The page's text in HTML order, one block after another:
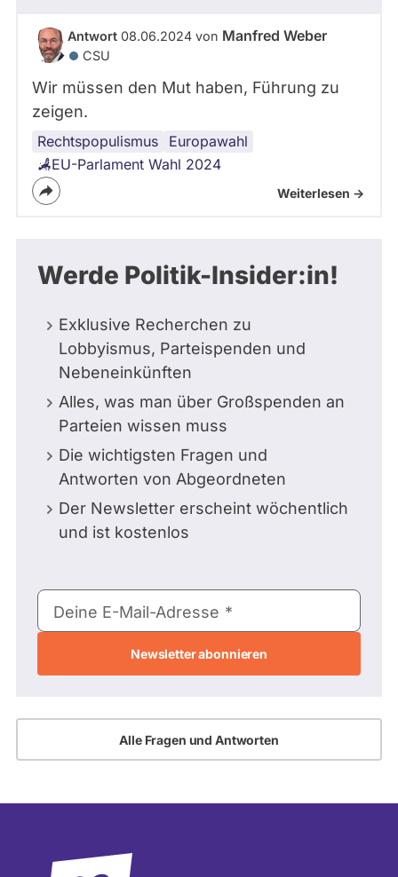
Antwort 08.06.2024 von Manfred Weber
CSU
Wir müssen den Mut haben, Führung zu
zeigen.
Rechtspopulismus Europawahl
CDU
Wahlbeteiligung
EU-Parlament Wahl 2024
Weiterlesen ->
Werde Politik-Insider:in!
Exklusive Recherchen zu
Lobbyismus, Parteispenden und
Nebeneinkünften
Alles, was man über Großspenden an
Parteien wissen muss
Die wichtigsten Fragen und
Antworten von Abgeordneten
Der Newsletter erscheint wöchentlich
und ist kostenlos
E-
Mail-
Deine E-Mail-Adresse
Alle Fragen und Antworten